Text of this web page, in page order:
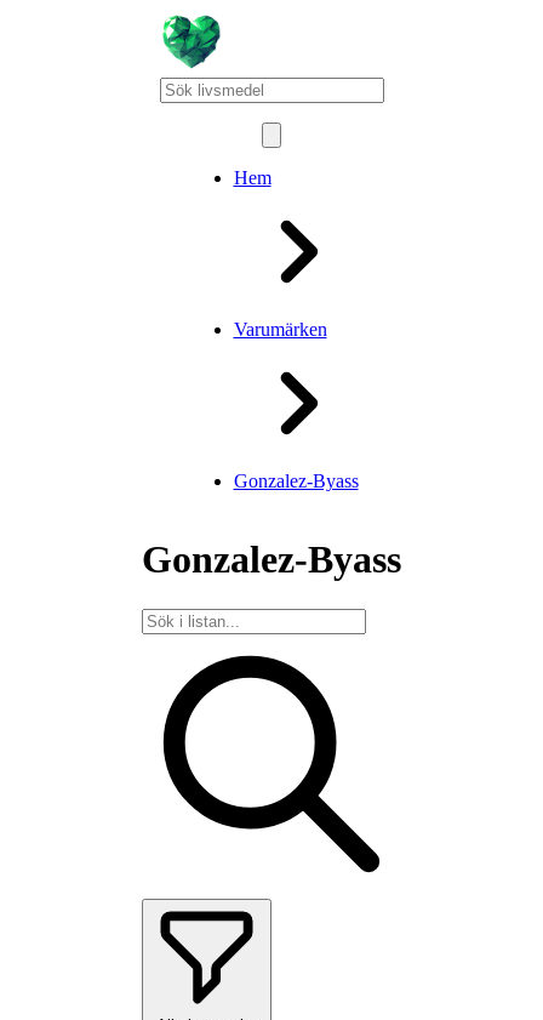
Hem
Varumärken
Gonzalez-Byass
Gonzalez-Byass